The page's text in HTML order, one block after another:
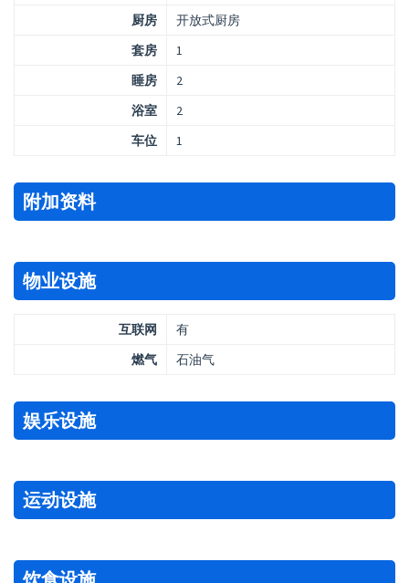
厨房
开放式厨房
套房
1
睡房
2
浴室
2
车位
1
附加资料
物业设施
互联网
有
燃气
石油气
娱乐设施
运动设施